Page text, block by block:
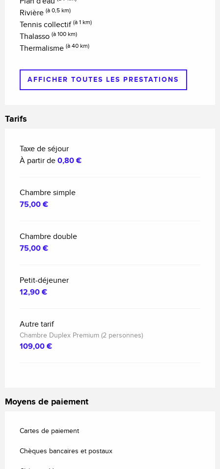
Rivière (à 0,5 km)
Tennis collectif (à 1 km)
Thalasso (à 100 km)
Thermalisme (à 40 km)
AFFICHER TOUTES LES PRESTATIONS
Tarifs
Taxe de séjour
À partir de 0,80 €
Chambre simple
75,00 €
Chambre double
75,00 €
Petit-déjeuner
12,90 €
Autre tarif
Chambre Duplex Premium (2 personnes)
109,00 €
Moyens de paiement
Cartes de paiement
Chèques bancaires et postaux